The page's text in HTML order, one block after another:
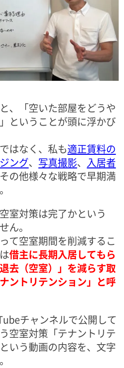
、「空いた部屋をどうや
ということが頭に浮かび
はなく、私も適正賃料の
ング、 写真撮影、 入居者
の他様々な戦略で早期満
室対策は完了かという
ん。
て空室期間を削減するこ
借主に長期入居してもら
去（空室）」を減らす取
ントリテンション」と呼
チャンネルで公開して
空室対策「テナントリテ
いう動画の内容を、文字